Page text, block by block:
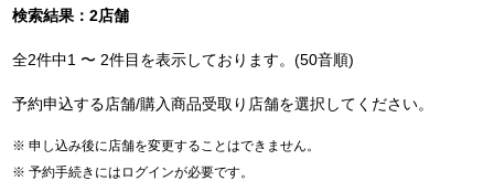
検索結果：2店舗
全2件中1 〜 2件目を表示しております。(50音順)
予約申込する店舗/購入商品受取り店舗を選択してください。
申し込み後に店舗を変更することはできません。
予約手続きにはログインが必要です。